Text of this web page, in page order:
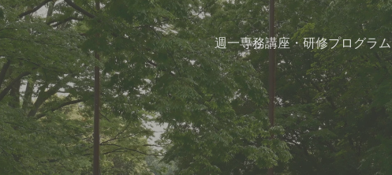
週一専務講座・研修プログラム